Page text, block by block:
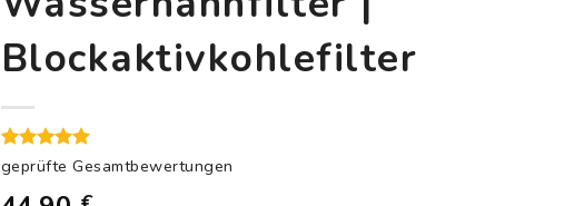
Blockaktivkohlefilter
Bewertet
mit
5, basierend
1
geprüfte Gesamtbewertungen